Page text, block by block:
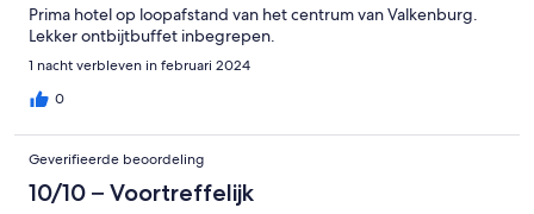
Prima hotel op loopafstand van het centrum van Valkenburg.
Lekker ontbijtbuffet inbegrepen.
1 nacht verbleven in februari 2024
0
Geverifieerde beoordeling
10/10 – Voortreffelijk